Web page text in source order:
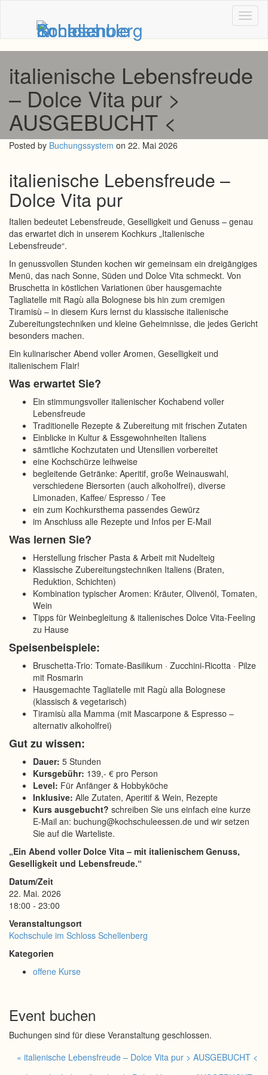
italienische Lebensfreude
– Dolce Vita pur >
AUSGEBUCHT <
Posted by Buchungssystem on 22. Mai 2026
italienische Lebensfreude –
Dolce Vita pur
Italien bedeutet Lebensfreude, Geselligkeit und Genuss – genau
das erwartet dich in unserem Kochkurs „Italienische
Lebensfreude“.
In genussvollen Stunden kochen wir gemeinsam ein dreigängiges
Menü, das nach Sonne, Süden und Dolce Vita schmeckt. Von
Bruschetta in köstlichen Variationen über hausgemachte
Tagliatelle mit Ragù alla Bolognese bis hin zum cremigen
Tiramisù – in diesem Kurs lernst du klassische italienische
Zubereitungstechniken und kleine Geheimnisse, die jedes Gericht
besonders machen.
Ein kulinarischer Abend voller Aromen, Geselligkeit und
italienischem Flair!
Was erwartet Sie?
Ein stimmungsvoller italienischer Kochabend voller
Lebensfreude
Traditionelle Rezepte & Zubereitung mit frischen Zutaten
Einblicke in Kultur & Essgewohnheiten Italiens
sämtliche Kochzutaten und Utensilien vorbereitet
eine Kochschürze leihweise
begleitende Getränke: Aperitif, große Weinauswahl,
verschiedene Biersorten (auch alkoholfrei), diverse
Limonaden, Kaffee/ Espresso / Tee
ein zum Kochkursthema passendes Gewürz
im Anschluss alle Rezepte und Infos per E-Mail
Was lernen Sie?
Herstellung frischer Pasta & Arbeit mit Nudelteig
Klassische Zubereitungstechniken Italiens (Braten,
Reduktion, Schichten)
Kombination typischer Aromen: Kräuter, Olivenöl, Tomaten,
Wein
Tipps für Weinbegleitung & italienisches Dolce Vita-Feeling
zu Hause
Speisenbeispiele:
Bruschetta-Trio: Tomate-Basilikum · Zucchini-Ricotta · Pilze
mit Rosmarin
Hausgemachte Tagliatelle mit Ragù alla Bolognese
(klassisch & vegetarisch)
Tiramisù alla Mamma (mit Mascarpone & Espresso –
alternativ alkoholfrei)
Gut zu wissen:
Dauer: 5 Stunden
Kursgebühr: 139,- € pro Person
Level: Für Anfänger & Hobbyköche
Inklusive: Alle Zutaten, Aperitif & Wein, Rezepte
Kurs ausgebucht? schreiben Sie uns einfach eine kurze
E-Mail an: buchung@kochschuleessen.de und wir setzen
Sie auf die Warteliste.
„Ein Abend voller Dolce Vita – mit italienischem Genuss,
Geselligkeit und Lebensfreude.“
Datum/Zeit
22. Mai. 2026
18:00 - 23:00
Veranstaltungsort
Kochschule im Schloss Schellenberg
Kategorien
offene Kurse
Event buchen
Buchungen sind für diese Veranstaltung geschlossen.
« italienische Lebensfreude – Dolce Vita pur > AUSGEBUCHT <